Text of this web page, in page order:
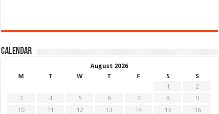
Calendar
August 2026
M
T W T F S
S
1
2
3
4 5 6 7 8
9
10
11 12 13 14 15
16